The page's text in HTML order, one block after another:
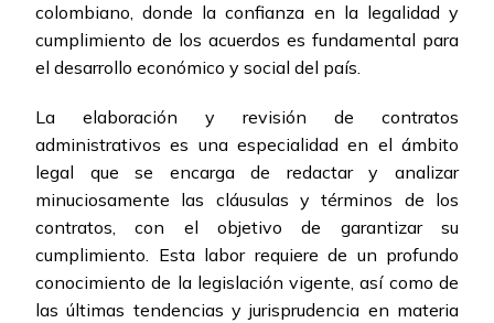
colombiano, donde la confianza en la legalidad y
cumplimiento de los acuerdos es fundamental para
el desarrollo económico y social del país.
La elaboración y revisión de contratos
administrativos es una especialidad en el ámbito
legal que se encarga de redactar y analizar
minuciosamente las cláusulas y términos de los
contratos, con el objetivo de garantizar su
cumplimiento. Esta labor requiere de un profundo
conocimiento de la legislación vigente, así como de
las últimas tendencias y jurisprudencia en materia